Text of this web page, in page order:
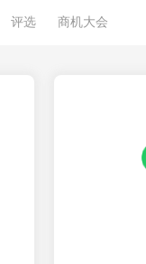
评选 商机大会